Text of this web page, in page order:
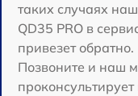
таких случаях
QD35 PRO в
привезет обратно.
Позвоните и наш